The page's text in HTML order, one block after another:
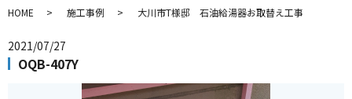
HOME 施工事例 大川市T様邸 石油給湯器お取替え工事
2021/07/27
OQB-407Y